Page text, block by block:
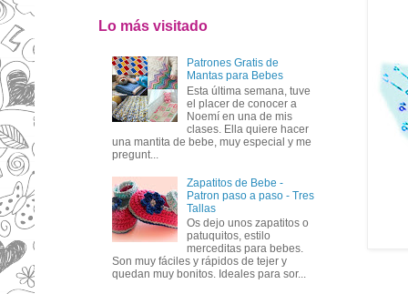
Lo más visitado
Patrones Gratis de
Mantas para Bebes
Esta última semana, tuve
el placer de conocer a
Noemí en una de mis
clases. Ella quiere hacer
una mantita de bebe, muy especial y me
pregunt...
Zapatitos de Bebe -
Patron paso a paso - Tres
Tallas
Os dejo unos zapatitos o
patuquitos, estilo
merceditas para bebes.
Son muy fáciles y rápidos de tejer y
quedan muy bonitos. Ideales para sor...